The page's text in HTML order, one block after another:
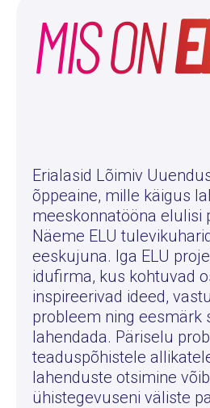
MIS ON
Erialasid Lõimiv
õppeaine, mille käigus
meeskonnatööna elulisi
Näeme ELU
eeskujuna. Iga ELU
idufirma, kus kohtuvad
inspireerivad ideed,
probleem ning eesmärk
lahendada. Päriselu
teaduspõhistele
lahenduste otsimine
ühistegevuseni väliste